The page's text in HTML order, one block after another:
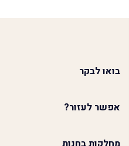
בואו לבקר
אפשר לעזור?